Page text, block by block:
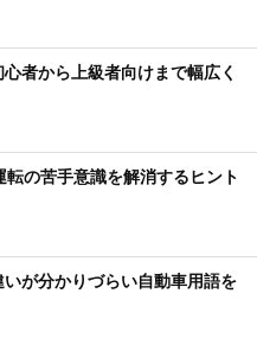
心者から上級者向けまで幅広く
転の苦手意識を解消するヒント
いが分かりづらい自動車用語を